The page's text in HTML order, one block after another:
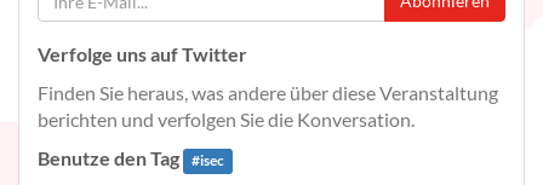
Verfolge uns auf Twitter
Finden Sie heraus, was andere über diese Veranstaltung
berichten und verfolgen Sie die Konversation.
Benutze den Tag
#isec